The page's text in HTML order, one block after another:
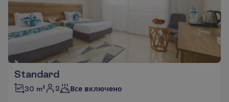
Standard
30 m² 2 Все включено